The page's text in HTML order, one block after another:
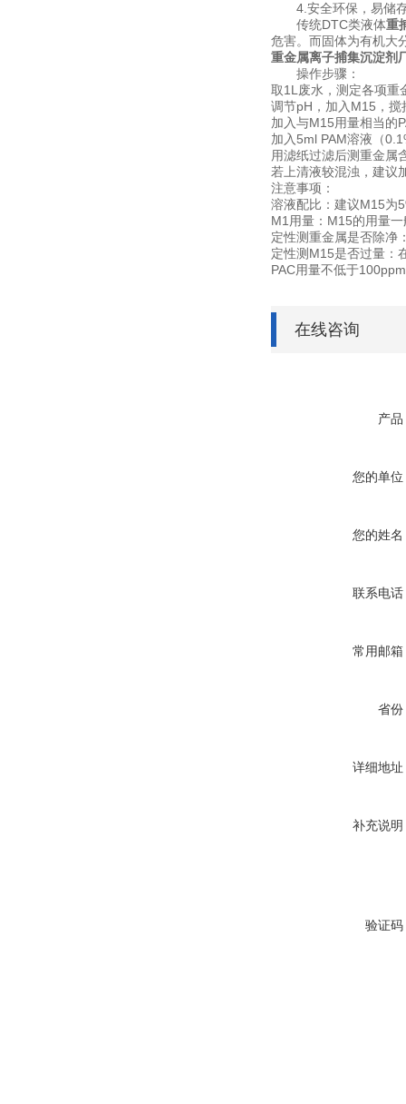
4.安全环保，易储
传统DTC类液体重
危害。而固体为有机大
重金属离子捕集沉淀剂
操作步骤：
取1L废水，测定各项重
调节pH，加入M15，搅
加入与M15用量相当的
加入5ml PAM溶液（
用滤纸过滤后测重金属
若上清液较混浊，建议
注意事项：
溶液配比：建议M15为
M1用量：M15的用量
定性测重金属是否除净
定性测M15是否过量：
PAC用量不低于
在线咨询
产品
您的单位
您的姓名
联系电话
常用邮箱
省份
详细地址
补充说明
验证码